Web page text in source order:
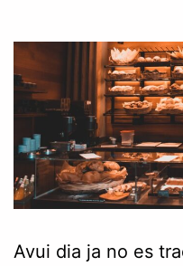
Avui dia ja no es